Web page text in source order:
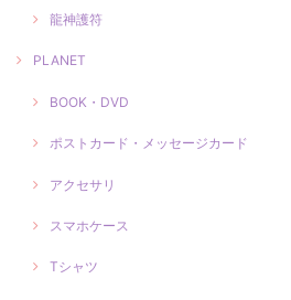
龍神護符
PLANET
BOOK・DVD
ポストカード・メッセージカード
アクセサリ
スマホケース
Tシャツ